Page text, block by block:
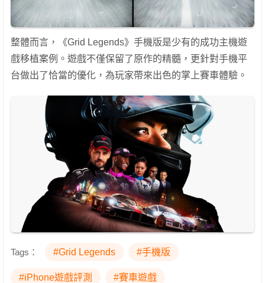
整體而言，《Grid Legends》手機版是少有的成功主機遊
戲移植案例。遊戲不僅保留了原作的精髓，更針對手機平
台做出了恰當的優化，為玩家帶來出色的掌上賽車體驗。
Tags： #Grid Legends #手機版
#iPhone遊戲評測 #賽車遊戲